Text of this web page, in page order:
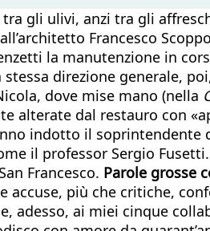
tra gli ulivi, anzi tra gli
Francesco
la manutenzione in
stessa direzione generale,
dove mise mano (nella
alterate dal restauro con
indotto il soprintendente
il professor Sergio
Francesco. Parole grosse
accuse, più che critiche,
adesso, ai miei cinque